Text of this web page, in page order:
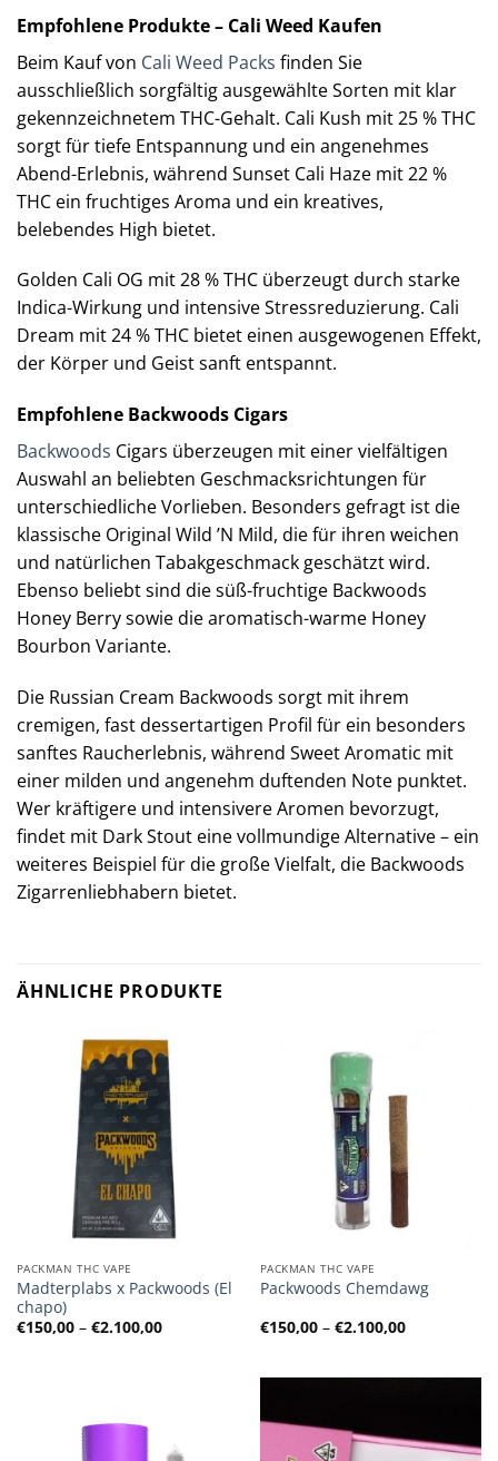
Empfohlene Produkte – Cali Weed Kaufen
Beim Kauf von Cali Weed Packs finden Sie
ausschließlich sorgfältig ausgewählte Sorten mit klar
gekennzeichnetem THC-Gehalt. Cali Kush mit 25 % THC
sorgt für tiefe Entspannung und ein angenehmes
Abend-Erlebnis, während Sunset Cali Haze mit 22 %
THC ein fruchtiges Aroma und ein kreatives,
belebendes High bietet.
Golden Cali OG mit 28 % THC überzeugt durch starke
Indica-Wirkung und intensive Stressreduzierung. Cali
Dream mit 24 % THC bietet einen ausgewogenen Effekt,
der Körper und Geist sanft entspannt.
Empfohlene Backwoods Cigars
Backwoods Cigars überzeugen mit einer vielfältigen
Auswahl an beliebten Geschmacksrichtungen für
unterschiedliche Vorlieben. Besonders gefragt ist die
klassische Original Wild ’N Mild, die für ihren weichen
und natürlichen Tabakgeschmack geschätzt wird.
Ebenso beliebt sind die süß-fruchtige Backwoods
Honey Berry sowie die aromatisch-warme Honey
Bourbon Variante.
Die Russian Cream Backwoods sorgt mit ihrem
cremigen, fast dessertartigen Profil für ein besonders
sanftes Raucherlebnis, während Sweet Aromatic mit
einer milden und angenehm duftenden Note punktet.
Wer kräftigere und intensivere Aromen bevorzugt,
findet mit Dark Stout eine vollmundige Alternative – ein
weiteres Beispiel für die große Vielfalt, die Backwoods
Zigarrenliebhabern bietet.
ÄHNLICHE PRODUKTE
PACKMAN THC VAPE
Madterplabs x Packwoods (El
chapo)
€150,00 – €2.100,00Preisspanne:
€150,00
PACKMAN THC VAPE
Packwoods Chemdawg
€150,00 – €2.100,00
€150,00